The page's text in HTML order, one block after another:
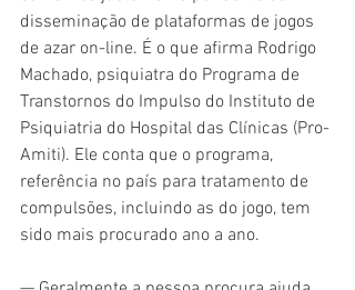
disseminação de plataformas de jogos
de azar on-line. É o que afirma Rodrigo
Machado, psiquiatra do Programa de
Transtornos do Impulso do Instituto de
Psiquiatria do Hospital das Clínicas (Pro-
Amiti). Ele conta que o programa,
referência no país para tratamento de
compulsões, incluindo as do jogo, tem
sido mais procurado ano a ano.